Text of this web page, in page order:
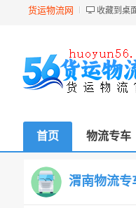
货运物流网 收藏到桌
首页 物流专车
渭南物流专